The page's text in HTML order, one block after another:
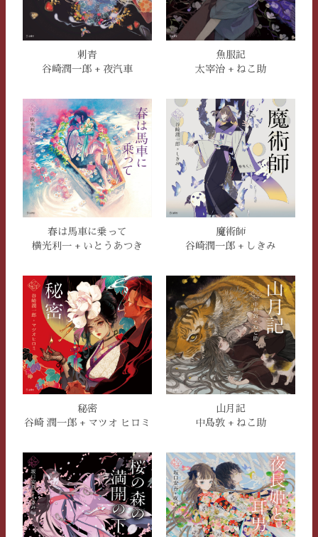
刺青
谷崎潤一郎 + 夜汽車
魚服記
太宰治 + ねこ助
春は馬車に乗って
横光利一 + いとうあつき
魔術師
谷崎潤一郎 + しきみ
秘密
谷崎 潤一郎 + マツオ ヒロミ
山月記
中島敦 + ねこ助